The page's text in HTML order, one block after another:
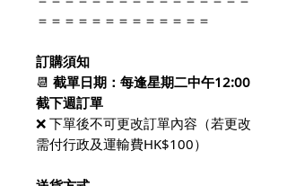
＝＝＝＝＝＝＝＝＝＝＝＝＝
訂購須知
📆 截單日期： 每逢星期二中午12:00
截下週訂單
❌ 下單後不可更改訂單內容（若更改
需付行政及運輸費HK$100）